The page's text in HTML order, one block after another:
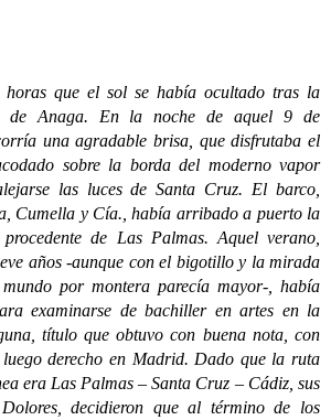
que el sol se había ocultado tras la
de Anaga. En la noche de aquel 9 de
una agradable brisa, que disfrutaba el
sobre la borda del moderno vapor
las luces de Santa Cruz. El barco,
Cumella y Cía., había arribado a puerto la
de Las Palmas. Aquel verano,
años -aunque con el bigotillo y la mirada
por montera parecía mayor-, había
examinarse de bachiller en artes en la
título que obtuvo con buena nota, con
derecho en Madrid. Dado que la ruta
era Las Palmas – Santa Cruz – Cádiz, sus
decidieron que al término de los